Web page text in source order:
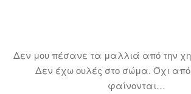
Δεν μου πέσανε τα μαλλιά από την
Δεν έχω ουλές στο σώμα. Όχι από
φαίνονται…